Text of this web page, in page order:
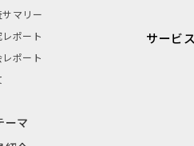
マリー
ポート
レポート
ーマ
サービ